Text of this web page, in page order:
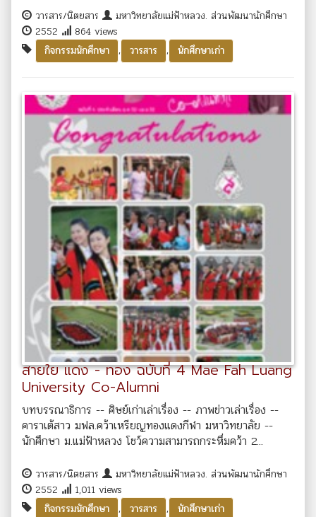
วารสาร/นิตยสาร
มหาวิทยาลัยแม่ฟ้าหลวง. ส่วนพัฒนานักศึกษา
2552
864 views
กิจกรรมนักศึกษา
, วารสาร , นักศึกษาเก่า
สายใย แดง - ทอง ฉบับที่ 4 Mae Fah Luang
University Co-Alumni
บทบรรณาธิการ -- ศิษย์เก่าเล่าเรื่อง -- ภาพข่าวเล่าเรื่อง --
คาราเต้สาว มฟล.คว้าเหรียญทองแดงกีฬา มหาวิทยาลัย --
นักศึกษา ม.แม่ฟ้าหลวง โชว์ความสามารถกระหึ่มคว้า 2...
วารสาร/นิตยสาร
มหาวิทยาลัยแม่ฟ้าหลวง. ส่วนพัฒนานักศึกษา
2552
1,011 views
กิจกรรมนักศึกษา
, วารสาร , นักศึกษาเก่า